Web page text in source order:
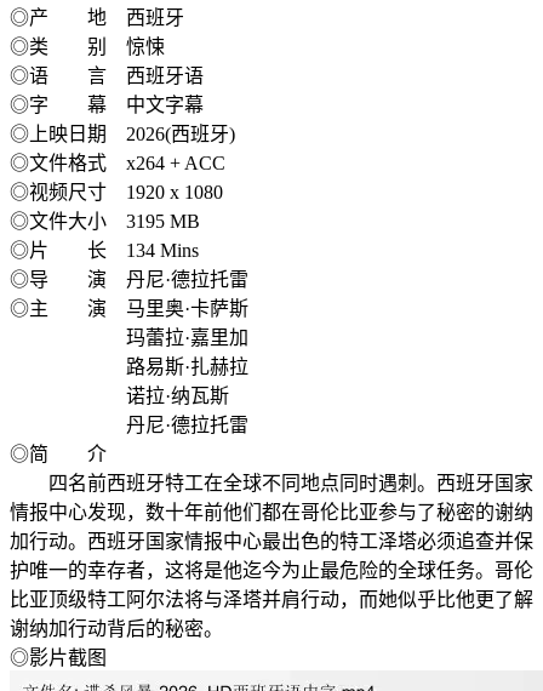
◎产 地 西班牙
◎类 别 惊悚
◎语 言 西班牙语
◎字 幕 中文字幕
◎上映日期 2026(西班牙)
◎文件格式 x264 + ACC
◎视频尺寸 1920 x 1080
◎文件大小 3195 MB
◎片 长 134 Mins
◎导 演 丹尼·德拉托雷
◎主 演 马里奥·卡萨斯
玛蕾拉·嘉里加
路易斯·扎赫拉
诺拉·纳瓦斯
丹尼·德拉托雷
◎简 介
四名前西班牙特工在全球不同地点同时遇刺。西班牙国家
情报中心发现，数十年前他们都在哥伦比亚参与了秘密的谢纳
加行动。西班牙国家情报中心最出色的特工泽塔必须追查并保
护唯一的幸存者，这将是他迄今为止最危险的全球任务。哥伦
比亚顶级特工阿尔法将与泽塔并肩行动，而她似乎比他更了解
谢纳加行动背后的秘密。
◎影片截图